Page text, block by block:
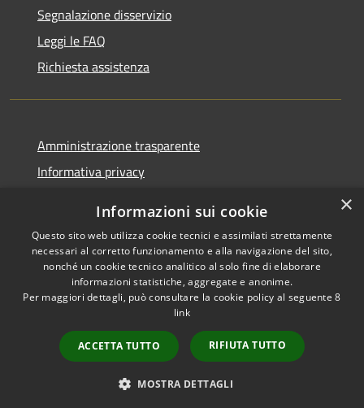
Segnalazione disservizio
Leggi le FAQ
Richiesta assistenza
Amministrazione trasparente
Informativa privacy
RSS
Copyright © 2026 • Comune di
Municipium•
Accesso
redazione
×
Informazioni sui cookie
Questo sito web utilizza cookie tecnici e assimilati strettamente
necessari al corretto funzionamento e alla navigazione del sito,
nonché un cookie tecnico analitico al solo fine di elaborare
informazioni statistiche, aggregate e anonime.
Per maggiori dettagli, può consultare la cookie policy al seguente8
link
ACCETTA TUTTO RIFIUTA TUTTO
MOSTRA DETTAGLI